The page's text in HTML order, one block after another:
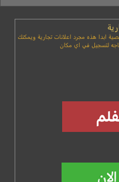
ابدا هذه مجرد اعلانات تجارية ويمكنك
حاجه لتسجيل في اي مكان